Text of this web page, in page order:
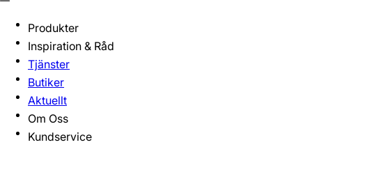
Produkter
Inspiration & Råd
Tjänster
Butiker
Aktuellt
Om Oss
Kundservice